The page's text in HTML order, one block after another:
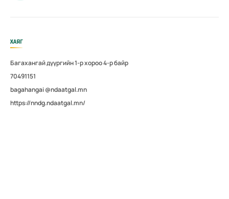
ХАЯГ
Багахангай дүүргийн 1-р хороо 4-р байр
70491151
bagahangai @ndaatgal.mn
https://nndg.ndaatgal.mn/